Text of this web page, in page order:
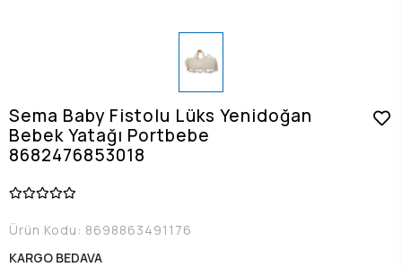
Sema Baby Fistolu Lüks Yenidoğan
Bebek Yatağı Portbebe
8682476853018
Ürün Kodu: 8698863491176
KARGO BEDAVA